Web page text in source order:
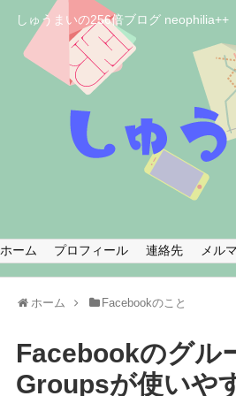
しゅうまいの256倍ブログ neophilia++
ホーム プロフィール 連絡先 メル
ホーム Facebookのこと
Facebookのグル
Groupsが使いや